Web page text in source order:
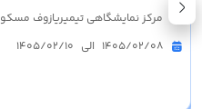
مرکز نمایشگاهی تیمیریازوف مسکو
1405/02/08 الی 1405/02/10